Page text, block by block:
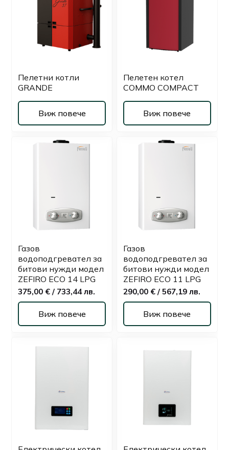
Пелетни котли
GRANDE
Виж повече
Пелетен котел
COMMO COMPACT
Виж повече
Газов
водоподгревател за
битови нужди модел
ZEFIRO ECO 14 LPG
375,00 € / 733,44 лв.
Виж повече
Газов
водоподгревател за
битови нужди модел
ZEFIRO ECO 11 LPG
290,00 € / 567,19 лв.
Виж повече